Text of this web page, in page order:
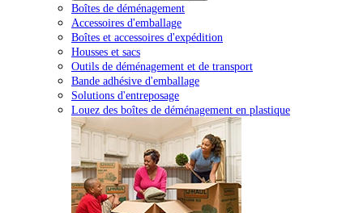
Boîtes de déménagement
Accessoires d'emballage
Boîtes et accessoires d'expédition
Housses et sacs
Outils de déménagement et de transport
Bande adhésive d'emballage
Solutions d'entreposage
Louez des boîtes de déménagement en plastique